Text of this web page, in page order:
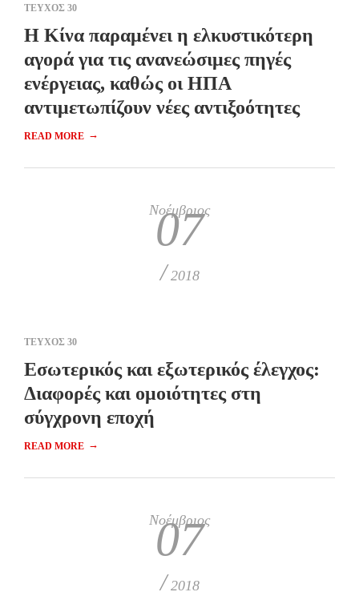
ΤΕΥΧΟΣ 30
Η Κίνα παραμένει η ελκυστικότερη
αγορά για τις ανανεώσιμες πηγές
ενέργειας, καθώς οι ΗΠΑ
αντιμετωπίζουν νέες αντιξοότητες
READ MORE →
Νοέμβριος
07
/ 2018
ΤΕΥΧΟΣ 30
Εσωτερικός και εξωτερικός έλεγχος:
Διαφορές και ομοιότητες στη
σύγχρονη εποχή
READ MORE →
Νοέμβριος
07
/ 2018